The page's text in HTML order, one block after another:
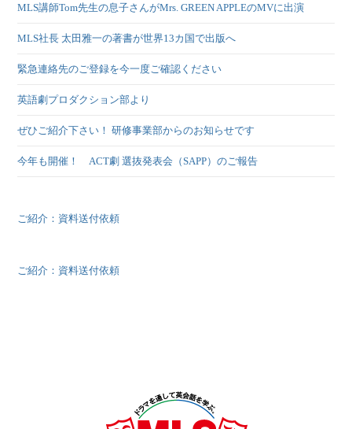
MLS講師Tom先生の息子さんがMrs. GREEN APPLEのMVに出演
MLS社長 太田雅一の著書が世界13カ国で出版へ
緊急連絡先のご登録を今一度ご確認ください
英語劇プロダクション部より
ぜひご紹介下さい！ 研修事業部からのお知らせです
今年も開催！ ACT劇 選抜発表会（SAPP）のご報告
ご紹介：資料送付依頼
ご紹介：資料送付依頼